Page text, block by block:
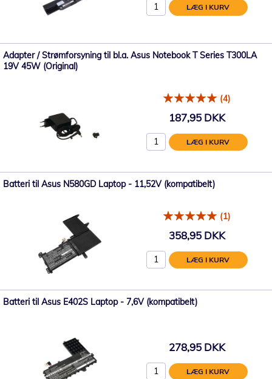
LÆG I KURV
Adapter / Strømforsyning til bl.a. Asus Notebook T Series T300LA
19V 45W (Original)
(4)
187,95 DKK
LÆG I KURV
Batteri til Asus N580GD Laptop - 11,52V (kompatibelt)
(1)
358,95 DKK
LÆG I KURV
Batteri til Asus E402S Laptop - 7,6V (kompatibelt)
278,95 DKK
LÆG I KURV